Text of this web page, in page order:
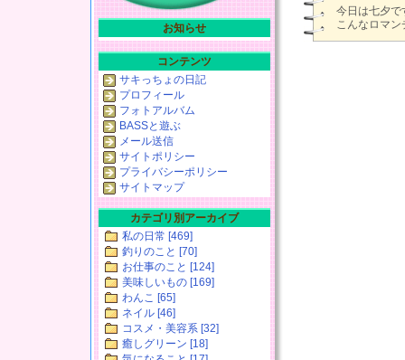
今日は七夕で
こんなロマ
お知らせ
コンテンツ
サキっちょの日記
プロフィール
フォトアルバム
BASSと遊ぶ
メール送信
サイトポリシー
プライバシーポリシー
サイトマップ
カテゴリ別アーカイブ
私の日常 [469]
釣りのこと [70]
お仕事のこと [124]
美味しいもの [169]
わんこ [65]
ネイル [46]
コスメ・美容系 [32]
癒しグリーン [18]